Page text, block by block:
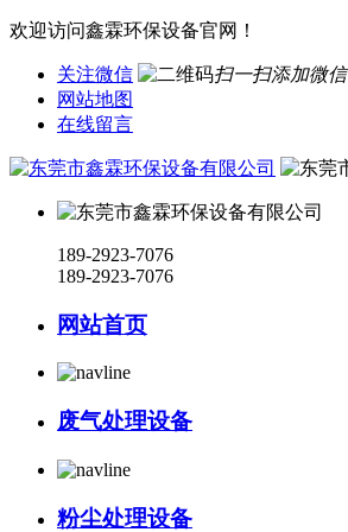
欢迎访问鑫霖环保设备官网！
关注微信
扫一扫添加微信
网站地图
在线留言
189-2923-7076
189-2923-7076
网站首页
废气处理设备
粉尘处理设备